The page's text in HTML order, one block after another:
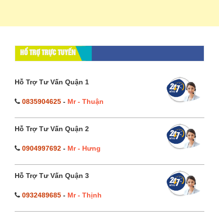
HỔ TRỢ TRỰC TUYẾN
Hỗ Trợ Tư Vấn Quận 1
0835904625 - Mr - Thuận
Hỗ Trợ Tư Vấn Quận 2
0904997692 - Mr - Hưng
Hỗ Trợ Tư Vấn Quận 3
0932489685 - Mr - Thịnh